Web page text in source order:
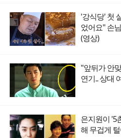
'강식당' 첫
었어요" 손
(영상)
"앞뒤가 안
연기.. 상대
은지원이 '5
해 무겁게